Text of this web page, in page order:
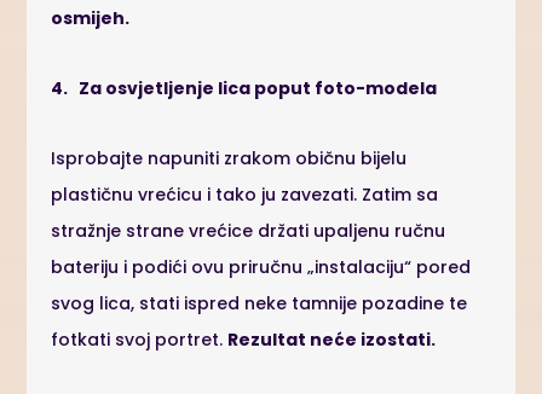
osmijeh.
4. Za osvjetljenje lica poput foto-modela
Isprobajte napuniti zrakom običnu bijelu
plastičnu vrećicu i tako ju zavezati. Zatim sa
stražnje strane vrećice držati upaljenu ručnu
bateriju i podići ovu priručnu „instalaciju“ pored
svog lica, stati ispred neke tamnije pozadine te
fotkati svoj portret. Rezultat neće izostati.